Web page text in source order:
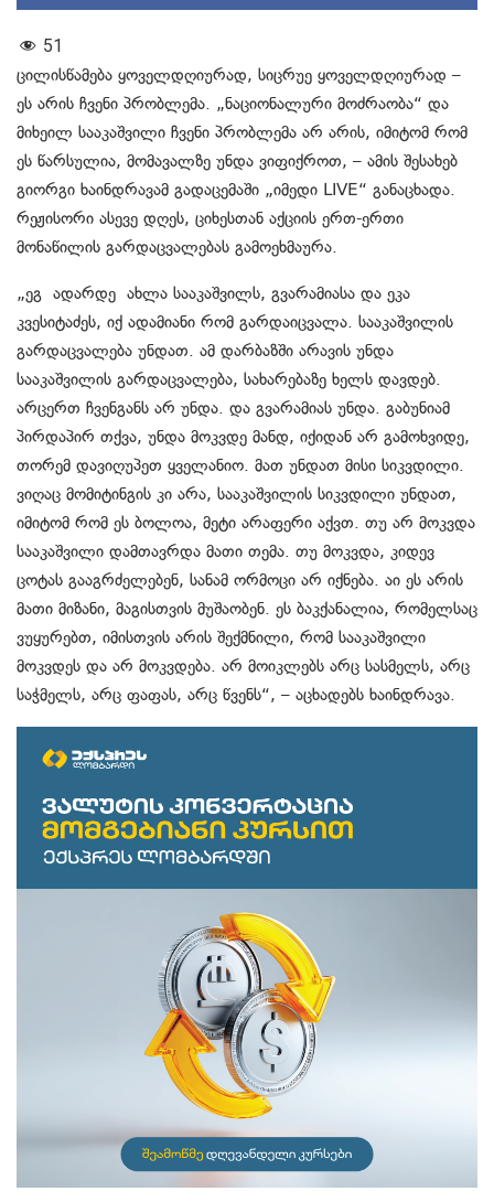
51
ცილისწამება ყოველდღიურად, სიცრუე ყოველდღიურად –
ეს არის ჩვენი პრობლემა. „ნაციონალური მოძრაობა“ და
მიხეილ სააკაშვილი ჩვენი პრობლემა არ არის, იმიტომ რომ
ეს წარსულია, მომავალზე უნდა ვიფიქროთ, – ამის შესახებ
გიორგი ხაინდრავამ გადაცემაში „იმედი LIVE“ განაცხადა.
რეჟისორი ასევე დღეს, ციხესთან აქციის ერთ-ერთი
მონაწილის გარდაცვალებას გამოეხმაურა.
„ეგ ადარდე ახლა სააკაშვილს, გვარამიასა და ეკა
კვესიტაძეს, იქ ადამიანი რომ გარდაიცვალა. სააკაშვილის
გარდაცვალება უნდათ. ამ დარბაზში არავის უნდა
სააკაშვილის გარდაცვალება, სახარებაზე ხელს დავდებ.
არცერთ ჩვენგანს არ უნდა. და გვარამიას უნდა. გაბუნიამ
პირდაპირ თქვა, უნდა მოკვდე მანდ, იქიდან არ გამოხვიდე,
თორემ დავიღუპეთ ყველანიო. მათ უნდათ მისი სიკვდილი.
ვიღაც მომიტინგის კი არა, სააკაშვილის სიკვდილი უნდათ,
იმიტომ რომ ეს ბოლოა, მეტი არაფერი აქვთ. თუ არ მოკვდა
სააკაშვილი დამთავრდა მათი თემა. თუ მოკვდა, კიდევ
ცოტას გააგრძელებენ, სანამ ორმოცი არ იქნება. აი ეს არის
მათი მიზანი, მაგისთვის მუშაობენ. ეს ბაკქანალია, რომელსაც
ვუყურებთ, იმისთვის არის შექმნილი, რომ სააკაშვილი
მოკვდეს და არ მოკვდება. არ მოიკლებს არც სასმელს, არც
საჭმელს, არც ფაფას, არც წვენს“, – აცხადებს ხაინდრავა.